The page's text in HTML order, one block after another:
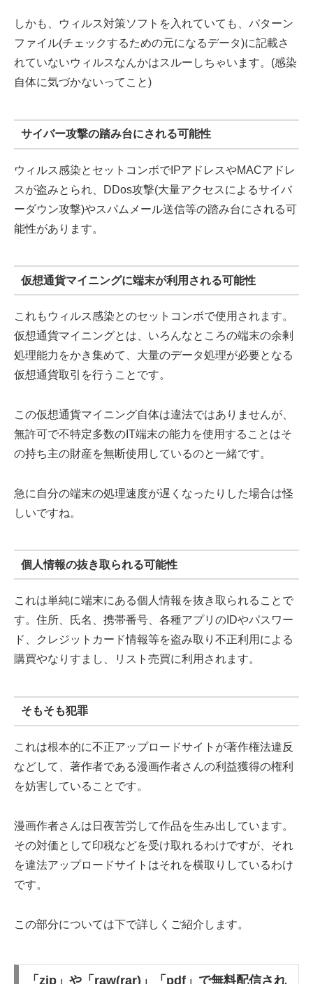
しかも、ウィルス対策ソフトを入れていても、パターン
ファイル(チェックするための元になるデータ)に記載さ
れていないウィルスなんかはスルーしちゃいます。(感染
自体に気づかないってこと)
サイバー攻撃の踏み台にされる可能性
ウィルス感染とセットコンボでIPアドレスやMACアドレ
スが盗みとられ、DDos攻撃(大量アクセスによるサイバ
ーダウン攻撃)やスパムメール送信等の踏み台にされる可
能性があります。
仮想通貨マイニングに端末が利用される可能性
これもウィルス感染とのセットコンボで使用されます。
仮想通貨マイニングとは、いろんなところの端末の余剰
処理能力をかき集めて、大量のデータ処理が必要となる
仮想通貨取引を行うことです。
この仮想通貨マイニング自体は違法ではありませんが、
無許可で不特定多数のIT端末の能力を使用することはそ
の持ち主の財産を無断使用しているのと一緒です。
急に自分の端末の処理速度が遅くなったりした場合は怪
しいですね。
個人情報の抜き取られる可能性
これは単純に端末にある個人情報を抜き取られることで
す。住所、氏名、携帯番号、各種アプリのIDやパスワー
ド、クレジットカード情報等を盗み取り不正利用による
購買やなりすまし、リスト売買に利用されます。
そもそも犯罪
これは根本的に不正アップロードサイトが著作権法違反
などして、著作者である漫画作者さんの利益獲得の権利
を妨害していることです。
漫画作者さんは日夜苦労して作品を生み出しています。
その対価として印税などを受け取れるわけですが、それ
を違法アップロードサイトはそれを横取りしているわけ
です。
この部分については下で詳しくご紹介します。
「zip」や「raw(rar)」「pdf」で無料配信され